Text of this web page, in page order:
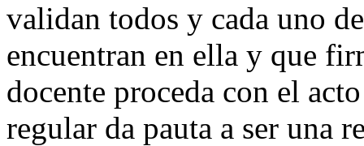
validan todos y cada uno
encuentran en ella y que
docente proceda con el
regular da pauta a ser una